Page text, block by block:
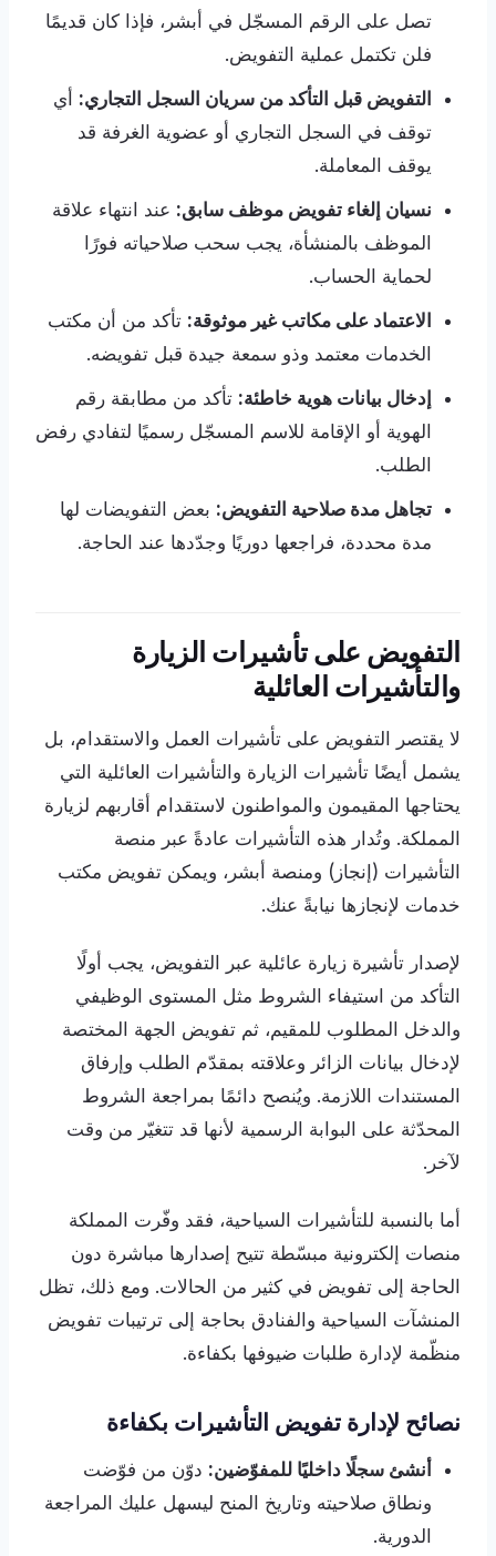
تصل على الرقم المسجّل في أبشر، فإذا كان قديمًا
فلن تكتمل عملية التفويض.
التفويض قبل التأكد من سريان السجل التجاري: أي
توقف في السجل التجاري أو عضوية الغرفة قد
يوقف المعاملة.
نسيان إلغاء تفويض موظف سابق: عند انتهاء علاقة
الموظف بالمنشأة، يجب سحب صلاحياته فورًا
لحماية الحساب.
الاعتماد على مكاتب غير موثوقة: تأكد من أن مكتب
الخدمات معتمد وذو سمعة جيدة قبل تفويضه.
إدخال بيانات هوية خاطئة: تأكد من مطابقة رقم
الهوية أو الإقامة للاسم المسجّل رسميًا لتفادي رفض
الطلب.
تجاهل مدة صلاحية التفويض: بعض التفويضات لها
مدة محددة، فراجعها دوريًا وجدّدها عند الحاجة.
التفويض على تأشيرات الزيارة
والتأشيرات العائلية
لا يقتصر التفويض على تأشيرات العمل والاستقدام، بل
يشمل أيضًا تأشيرات الزيارة والتأشيرات العائلية التي
يحتاجها المقيمون والمواطنون لاستقدام أقاربهم لزيارة
المملكة. وتُدار هذه التأشيرات عادةً عبر منصة
التأشيرات (إنجاز) ومنصة أبشر، ويمكن تفويض مكتب
خدمات لإنجازها نيابةً عنك.
لإصدار تأشيرة زيارة عائلية عبر التفويض، يجب أولًا
التأكد من استيفاء الشروط مثل المستوى الوظيفي
والدخل المطلوب للمقيم، ثم تفويض الجهة المختصة
لإدخال بيانات الزائر وعلاقته بمقدّم الطلب وإرفاق
المستندات اللازمة. ويُنصح دائمًا بمراجعة الشروط
المحدّثة على البوابة الرسمية لأنها قد تتغيّر من وقت
لآخر.
أما بالنسبة للتأشيرات السياحية، فقد وفّرت المملكة
منصات إلكترونية مبسّطة تتيح إصدارها مباشرة دون
الحاجة إلى تفويض في كثير من الحالات. ومع ذلك، تظل
المنشآت السياحية والفنادق بحاجة إلى ترتيبات تفويض
منظّمة لإدارة طلبات ضيوفها بكفاءة.
نصائح لإدارة تفويض التأشيرات بكفاءة
أنشئ سجلًا داخليًا للمفوّضين: دوّن من فوّضت
ونطاق صلاحيته وتاريخ المنح ليسهل عليك المراجعة
الدورية.